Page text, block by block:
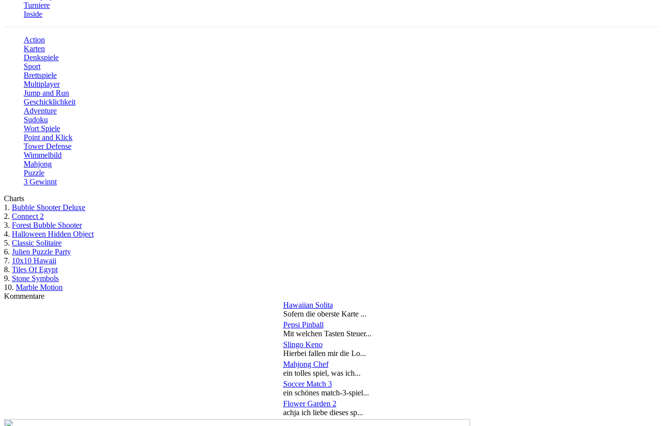
Turniere
Inside
Action
Karten
Denkspiele
Sport
Brettspiele
Multiplayer
Jump and Run
Geschicklichkeit
Adventure
Sudoku
Wort Spiele
Point and Klick
Tower Defense
Wimmelbild
Mahjong
Puzzle
3 Gewinnt
Charts
1. Bubble Shooter Deluxe
2. Connect 2
3. Forest Bubble Shooter
4. Halloween Hidden Object
5. Classic Solitaire
6. Julien Puzzle Party
7. 10x10 Hawaii
8. Tiles Of Egypt
9. Stone Symbols
10. Marble Motion
Kommentare
Hawaiian Solita
Sofern die oberste Karte ...
Pepsi Pinball
Mit welchen Tasten Steuer...
Slingo Keno
Hierbei fallen mir die Lo...
Mahjong Chef
ein tolles spiel, was ich...
Soccer Match 3
ein schönes match-3-spiel...
Flower Garden 2
achja ich liebe dieses sp...